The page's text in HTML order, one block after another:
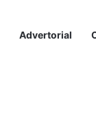
Advertorial